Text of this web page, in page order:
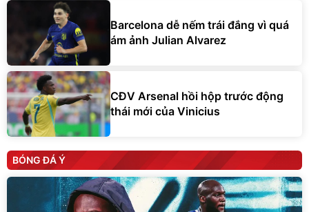
Barcelona dễ nếm trái đắng vì quá
ám ảnh Julian Alvarez
CĐV Arsenal hồi hộp trước động
thái mới của Vinicius
BÓNG ĐÁ Ý